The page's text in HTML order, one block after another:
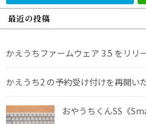
最近の投稿
かえうちファームウェア 3.5 をリリ
かえうち2 の予約受け付けを再開い
おやうちくんSS《